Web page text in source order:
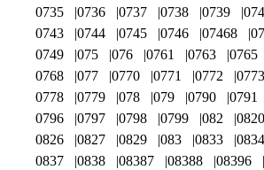
0735
0736 0737 0738 0739
0743
0744 0745 0746 07468
0749
075 076 0761 0763 0765
0768
077 0770 0771 0772 0773
0778
0779 078 079 0790 0791
0796
0797 0798 0799 082 0820
0826
0827 0829 083 0833 0834
0837
0838 08387 08388 08396